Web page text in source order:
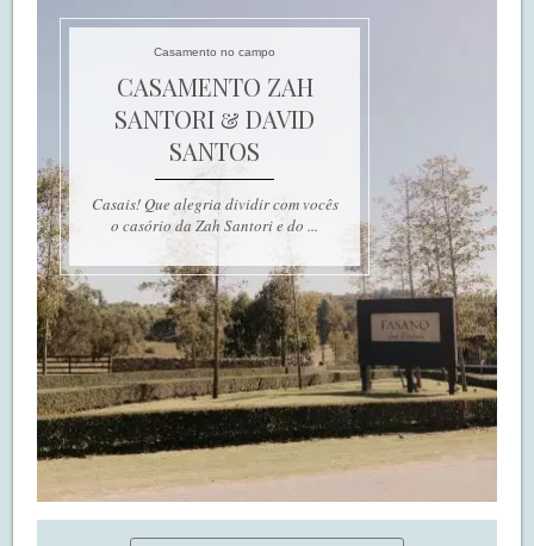
Casamento no campo
CASAMENTO ZAH
SANTORI & DAVID
SANTOS
Casais! Que alegria dividir com vocês
o casório da Zah Santori e do ...